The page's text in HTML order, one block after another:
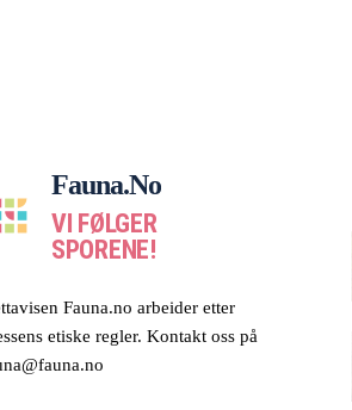
Fauna.no
VI FØLGER
SPORENE!
Fauna.no arbeider etter
etiske regler. Kontakt oss på